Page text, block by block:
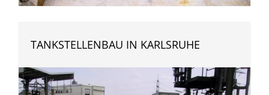
TANKSTELLENBAU IN KARLSRUHE